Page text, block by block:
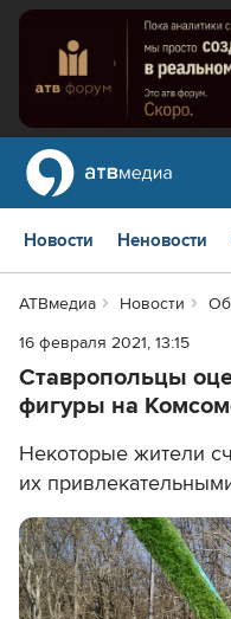
Новости Неновости
АТВмедиа Новости
16 февраля 2021, 13:15
Ставропольцы
фигуры на
Некоторые жители
их